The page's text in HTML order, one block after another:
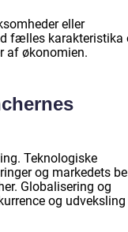
eller
fælles karakteristika
af økonomien.
Teknologiske
og markedets
Globalisering og
og